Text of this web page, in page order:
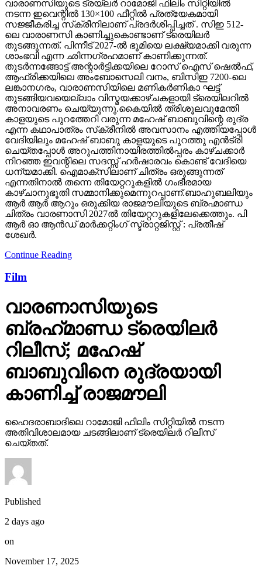
വാരാണസിയുടെ ട്രയ്ലർ റാമോജി ഫിലിം സിറ്റിയിൽ
നടന്ന ഇവെന്റിൽ 130×100 ഫീറ്റിൽ പ്രത്യേകമായി
സജ്ജീകരിച്ച സ്‌ക്രീനിലാണ് പ്രദർശിപ്പിച്ചത് . സിഇ 512-
ലെ വാരാണസി കാണിച്ചുകൊണ്ടാണ് ട്രെയിലര്‍
തുടങ്ങുന്നത്. പിന്നീട് 2027-ല്‍ ഭൂമിയെ ലക്ഷ്യമാക്കി വരുന്ന
ശാംഭവി എന്ന ഛിന്നഗ്രഹമാണ് കാണിക്കുന്നത്.
തുടര്‍ന്നങ്ങോട്ട് അന്റാര്‍ട്ടിക്കയിലെ റോസ് ഐസ് ഷെല്‍ഫ്,
ആഫ്രിക്കയിലെ അംബോസെലി വനം, ബിസിഇ 7200-ലെ
ലങ്കാനഗരം, വാരാണസിയിലെ മണികര്‍ണികാ ഘട്ട്
തുടങ്ങിയവയെല്ലാം വിസ്മയക്കാഴ്ചകളായി ട്രെയിലറില്‍
അനാവരണം ചെയ്യുന്നു.കൈയില്‍ ത്രിശൂലവുമേന്തി
കാളയുടെ പുറത്തേറി വരുന്ന മഹേഷ് ബാബുവിന്റെ രുദ്ര
എന്ന കഥാപാത്രം സ്‌ക്രീനിൽ അവസാനം എത്തിയപ്പോൾ
വേദിയിലും മഹേഷ് ബാബു കാളയുടെ പുറത്തു എൻട്രി
ചെയ്തപ്പോൾ അറുപത്തിനായിരത്തിൽപ്പരം കാഴ്ചക്കാർ
നിറഞ്ഞ ഇവന്റിലെ സദസ്സ് ഹർഷാരവം കൊണ്ട് വേദിയെ
ധന്യമാക്കി. ഐമാക്‌സിലാണ് ചിത്രം ഒരുങ്ങുന്നത്
എന്നതിനാല്‍ തന്നെ തിയേറ്ററുകളില്‍ ഗംഭീരമായ
കാഴ്ചാനുഭൂതി സമ്മാനിക്കുമെന്നുറപ്പാണ്.ബാഹുബലിയും
ആർ ആർ ആറും ഒരുക്കിയ രാജമൗലിയുടെ ബ്രഹ്മാണ്ഡ
ചിത്രം വാരണാസി 2027ൽ തിയേറ്ററുകളിലേക്കെത്തും. പി
ആർ ഓ ആൻഡ് മാർക്കറ്റിംഗ് സ്ട്രാറ്റജിസ്റ്റ് : പ്രതീഷ്
ശേഖർ.
Continue Reading
Film
വാരണാസിയുടെ
ബ്രഹ്‌മാണ്ഡ ട്രെയിലര്‍
റിലീസ്; മഹേഷ്
ബാബുവിനെ രുദ്രയായി
കാണിച്ച് രാജമൗലി
ഹൈദരാബാദിലെ റാമോജി ഫിലിം സിറ്റിയില്‍ നടന്ന
അതിവിശാലമായ ചടങ്ങിലാണ് ട്രെയിലര്‍ റിലീസ്
ചെയ്തത്.
Published
2 days ago
on
November 17, 2025